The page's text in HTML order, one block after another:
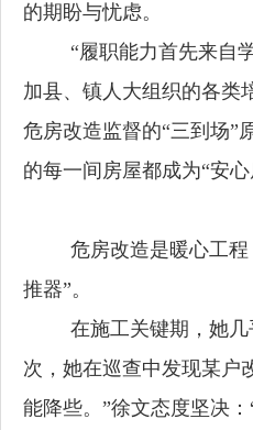
的期盼与忧虑。
“履职能力首先来自
加县、镇人大组织的各类
危房改造监督的“三到场”
的每一间房屋都成为“安心
危房改造是暖心工
推器”。
在施工关键期，她几
次，她在巡查中发现某户
能降些。”徐文态度坚决